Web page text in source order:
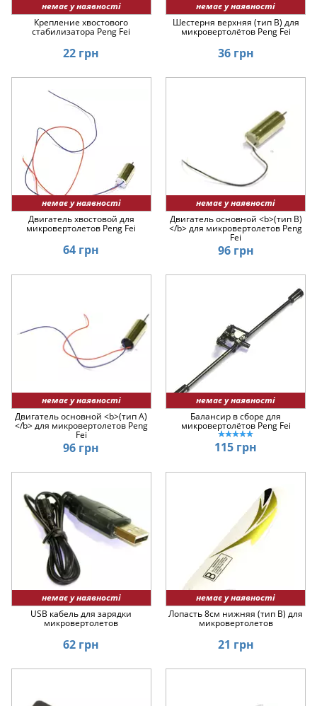
немає у наявності
Крепление хвостового
стабилизатора Peng Fei
22 грн
немає у наявності
Шестерня верхняя (тип B) для
микровертолётов Peng Fei
36 грн
немає у наявності
Двигатель хвостовой для
микровертолетов Peng Fei
64 грн
немає у наявності
Двигатель основной <b>(тип B)
</b> для микровертолетов Peng
Fei
96 грн
немає у наявності
Двигатель основной <b>(тип А)
</b> для микровертолетов Peng
Fei
96 грн
немає у наявності
Балансир в сборе для
микровертолётов Peng Fei
115 грн
немає у наявності
USB кабель для зарядки
микровертолетов
62 грн
немає у наявності
Лопасть 8см нижняя (тип B) для
микровертолетов
21 грн